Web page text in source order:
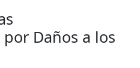
Daños a los